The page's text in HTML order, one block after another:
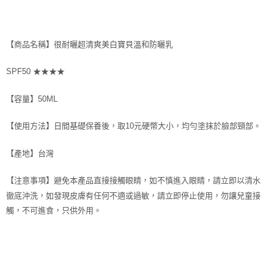
【商品名稱】很耐曬超清爽美白寶貝溫和防曬乳
SPF50 ★★★★
【容量】50ML
【使用方法】日間基礎保養後，取10元硬幣大小，均勻塗抹於臉部頸部。
【產地】台灣
【注意事項】避免本產品直接接觸眼睛，如不慎進入眼睛，請立即以清水
徹底沖洗，如發現皮膚有任何不適或過敏，請立即停止使用，勿讓兒童接
觸，不可進食，只供外用。